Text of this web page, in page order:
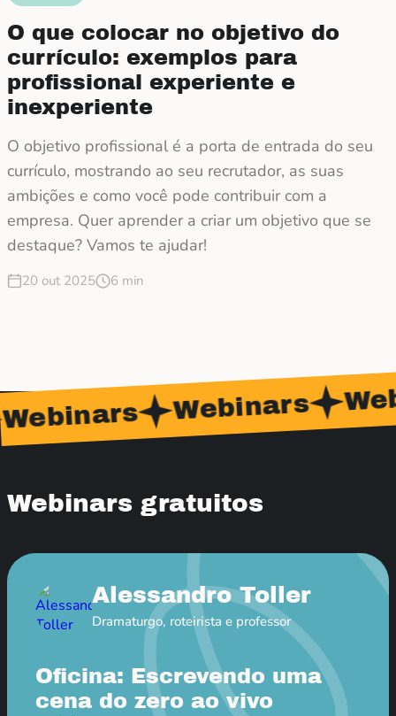
O que colocar no objetivo do
currículo: exemplos para
profissional experiente e
inexperiente
O objetivo profissional é a porta de entrada do seu
currículo, mostrando ao seu recrutador, as suas
ambições e como você pode contribuir com a
empresa. Quer aprender a criar um objetivo que se
destaque? Vamos te ajudar!
20 out 2025 6 min
Webinars
Webinars gratuitos
Alessandro Toller
Dramaturgo, roteirista e professor
Oficina: Escrevendo uma
cena do zero ao vivo